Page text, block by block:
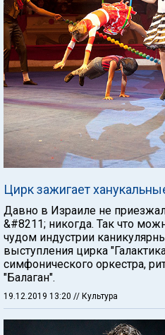
Цирк зажигает
Давно в Израиле не
&#8211; никогда. Так что
чудом индустрии
выступления цирка
симфонического оркестра,
"Балаган".
19.12.2019 13:20 // Культура